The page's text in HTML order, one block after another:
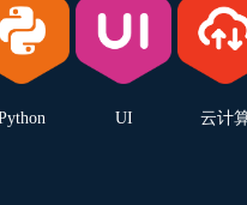
UI 云计